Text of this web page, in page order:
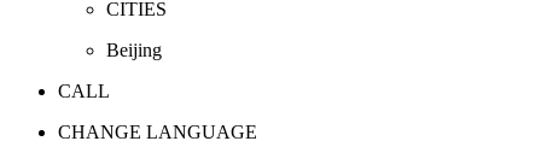
CITIES
Beijing
CALL
CHANGE LANGUAGE